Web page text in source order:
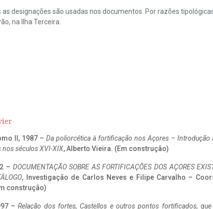
designações são usadas nos documentos. Por razões
na Ilha Terceira.
II, 1987 – Da poliorcética à fortificação nos Açores – Introdução
séculos XVI-XIX, Alberto Vieira. (Em construção)
– DOCUMENTAÇÃO SOBRE AS FORTIFICAÇÕES DOS AÇORES
, Investigação de Carlos Neves e Filipe Carvalho –
construção)
–Relação dos fortes, Castellos e outros pontos fortificados,